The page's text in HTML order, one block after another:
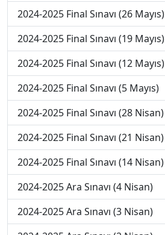
2024-2025 Final Sınavı (26 Mayıs)
2024-2025 Final Sınavı (19 Mayıs)
2024-2025 Final Sınavı (12 Mayıs)
2024-2025 Final Sınavı (5 Mayıs)
2024-2025 Final Sınavı (28 Nisan)
2024-2025 Final Sınavı (21 Nisan)
2024-2025 Final Sınavı (14 Nisan)
2024-2025 Ara Sınavı (4 Nisan)
2024-2025 Ara Sınavı (3 Nisan)